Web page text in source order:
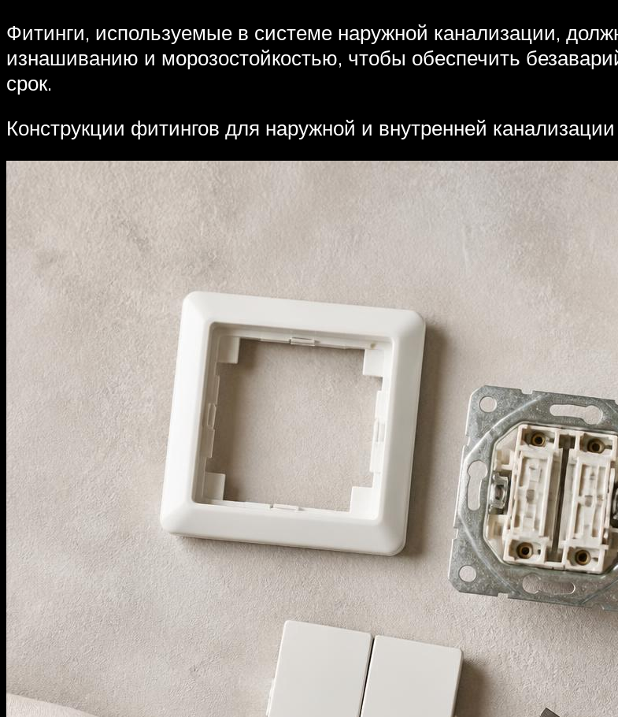
Фитинги, используемые в системе наружной канализации,
изнашиванию и морозостойкостью, чтобы обеспечить
срок.
Конструкции фитингов для наружной и внутренней